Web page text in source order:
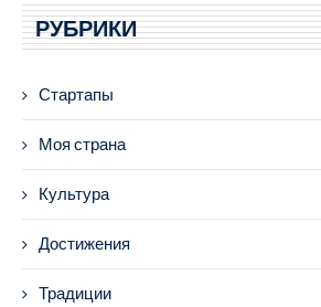
РУБРИКИ
Стартапы
Моя страна
Культура
Достижения
Традиции